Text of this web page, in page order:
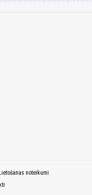
Lietošanas noteikumi